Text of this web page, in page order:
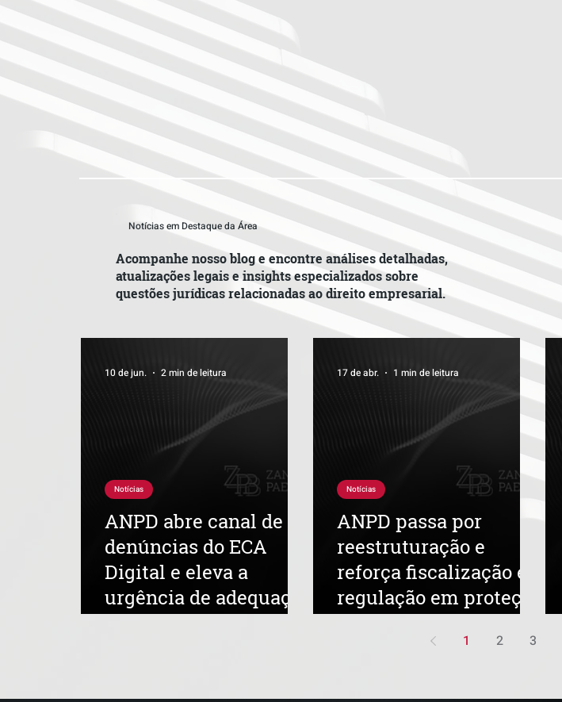
Notícias em Destaque da Área
Acompanhe nosso blog e encontre análises detalhadas,
atualizações legais e insights especializados sobre
questões jurídicas relacionadas ao direito empresarial.
ANPD abre canal de
denúncias do ECA
Digital e eleva a
urgência de adequação
das plataformas
Notícias
10 de jun. 2 min de leitura
ANPD passa por
reestruturação e
reforça fiscalização e
regulação em proteção
de dados
Notícias
17 de abr. 1 min de leitura
1 2 3